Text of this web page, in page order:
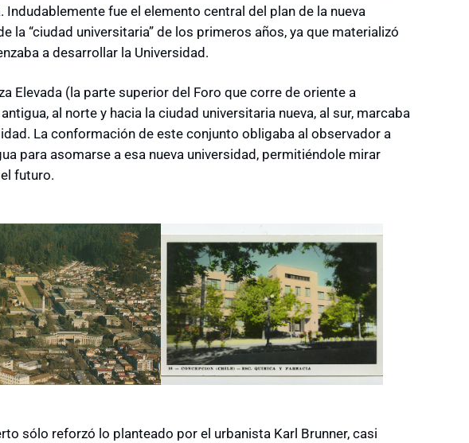
fue el elemento central del plan de la nueva
la “ciudad universitaria” de los primeros años, ya que materializó
a desarrollar la Universidad.
Elevada (la parte superior del Foro que corre de oriente a
al norte y hacia la ciudad universitaria nueva, al sur, marcaba
La conformación de este conjunto obligaba al observador a
para asomarse a esa nueva universidad, permitiéndole mirar
futuro.
sólo reforzó lo planteado por el urbanista Karl Brunner, casi